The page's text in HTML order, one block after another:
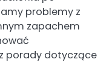
problemy z
zapachem
porady dotyczące